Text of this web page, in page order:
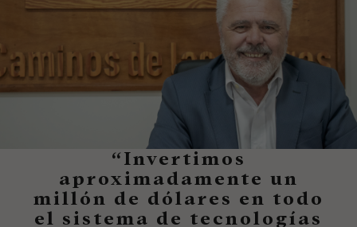
“Invertimos
aproximadamente un
millón de dólares en todo
el sistema de tecnologías